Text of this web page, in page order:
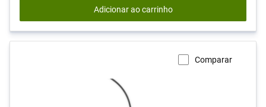
Adicionar ao carrinho
Comparar